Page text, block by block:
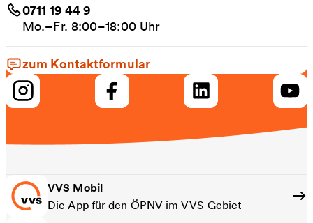
0711 19 44 9
Mo.–Fr. 8:00–18:00 Uhr
zum Kontaktformular
VVS Mobil
Die App für den ÖPNV im VVS-Gebiet